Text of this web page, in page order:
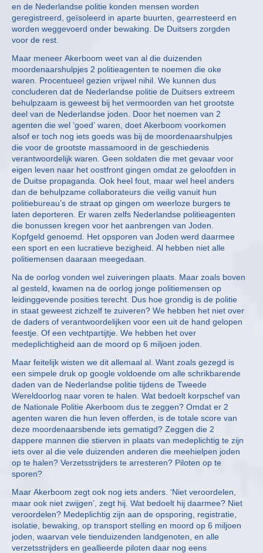
en de Nederlandse politie konden mensen worden
geregistreerd, geïsoleerd in aparte buurten, gearresteerd en
worden weggevoerd onder bewaking. De Duitsers zorgden
voor de rest.
Maar meneer Akerboom weet van al die duizenden
moordenaarshulpjes 2 politieagenten te noemen die oke
waren. Procentueel gezien vrijwel nihil. We kunnen dus
concluderen dat de Nederlandse politie de Duitsers extreem
behulpzaam is geweest bij het vermoorden van het grootste
deel van de Nederlandse joden. Door het noemen van 2
agenten die wel ‘goed’ waren, doet Akerboom voorkomen
alsof er toch nog iets goeds was bij de moordenaarshulpjes
die voor de grootste massamoord in de geschiedenis
verantwoordelijk waren. Geen soldaten die met gevaar voor
eigen leven naar het oostfront gingen omdat ze geloofden in
de Duitse propaganda. Ook heel fout, maar wel heel anders
dan de behulpzame collaborateurs die veilig vanuit hun
politiebureau’s de straat op gingen om weerloze burgers te
laten deporteren. Er waren zelfs Nederlandse politieagenten
die bonussen kregen voor het aanbrengen van Joden.
Kopfgeld genoemd. Het opsporen van Joden werd daarmee
een sport en een lucratieve bezigheid. Al hebben niet alle
politiemensen daaraan meegedaan.
Na de oorlog vonden wel zuiveringen plaats. Maar zoals boven
al gesteld, kwamen na de oorlog jonge politiemensen op
leidinggevende posities terecht. Dus hoe grondig is de politie
in staat geweest zichzelf te zuiveren? We hebben het niet over
de daders of verantwoordelijken voor een uit de hand gelopen
feestje. Of een vechtpartijtje. We hebben het over
medeplichtigheid aan de moord op 6 miljoen joden.
Maar feitelijk wisten we dit allemaal al. Want zoals gezegd is
een simpele druk op google voldoende om alle schrikbarende
daden van de Nederlandse politie tijdens de Tweede
Wereldoorlog naar voren te halen. Wat bedoelt korpschef van
de Nationale Politie Akerboom dus te zeggen? Omdat er 2
agenten waren die hun leven offerden, is de totale score van
deze moordenaarsbende iets gematigd? Zeggen die 2
dappere mannen die stierven in plaats van medeplichtig te zijn
iets over al die vele duizenden anderen die meehielpen joden
op te halen? Verzetsstrijders te arresteren? Piloten op te
sporen?
Maar Akerboom zegt ook nog iets anders. ‘Niet veroordelen,
maar ook niet zwijgen’, zegt hij. Wat bedoelt hij daarmee? Niet
veroordelen? Medeplichtig zijn aan de opsporing, registratie,
isolatie, bewaking, op transport stelling en moord op 6 miljoen
joden, waarvan vele tienduizenden landgenoten, en alle
verzetsstrijders en geallieerde piloten daar nog eens